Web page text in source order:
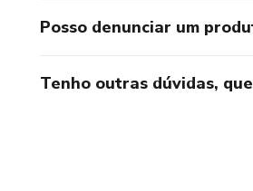
Posso denunciar um
Tenho outras dúvidas,